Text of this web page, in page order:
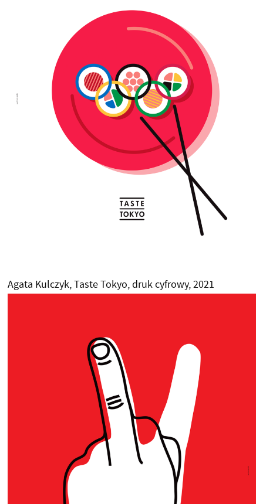
Agata Kulczyk, Taste Tokyo, druk cyfrowy, 2021